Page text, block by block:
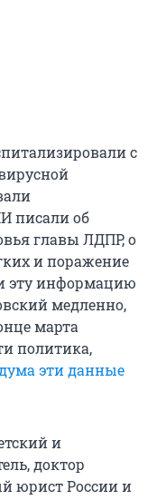
с
писали об
главы ЛДПР, о
и поражение
эту информацию
медленно,
марта
политика,
эти данные
и
доктор
юрист России и